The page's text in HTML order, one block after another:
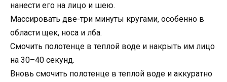
нанести его на лицо и шею.
Массировать две-три минуты кругами, особенно в
области щек, носа и лба.
Смочить полотенце в теплой воде и накрыть им лицо
на 30–40 секунд.
Вновь смочить полотенце в теплой воде и аккуратно